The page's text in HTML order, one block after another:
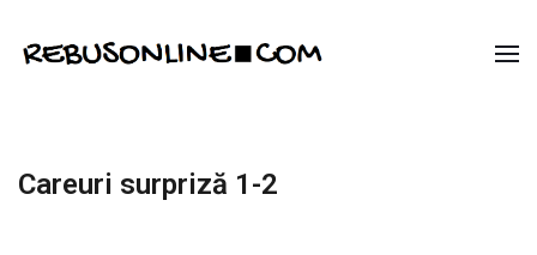
Careuri surpriză 1-2